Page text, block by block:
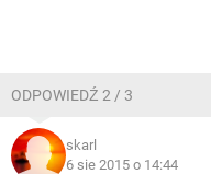
ODPOWIEDŹ 2 / 3
skarl
6 sie 2015 o 14:44